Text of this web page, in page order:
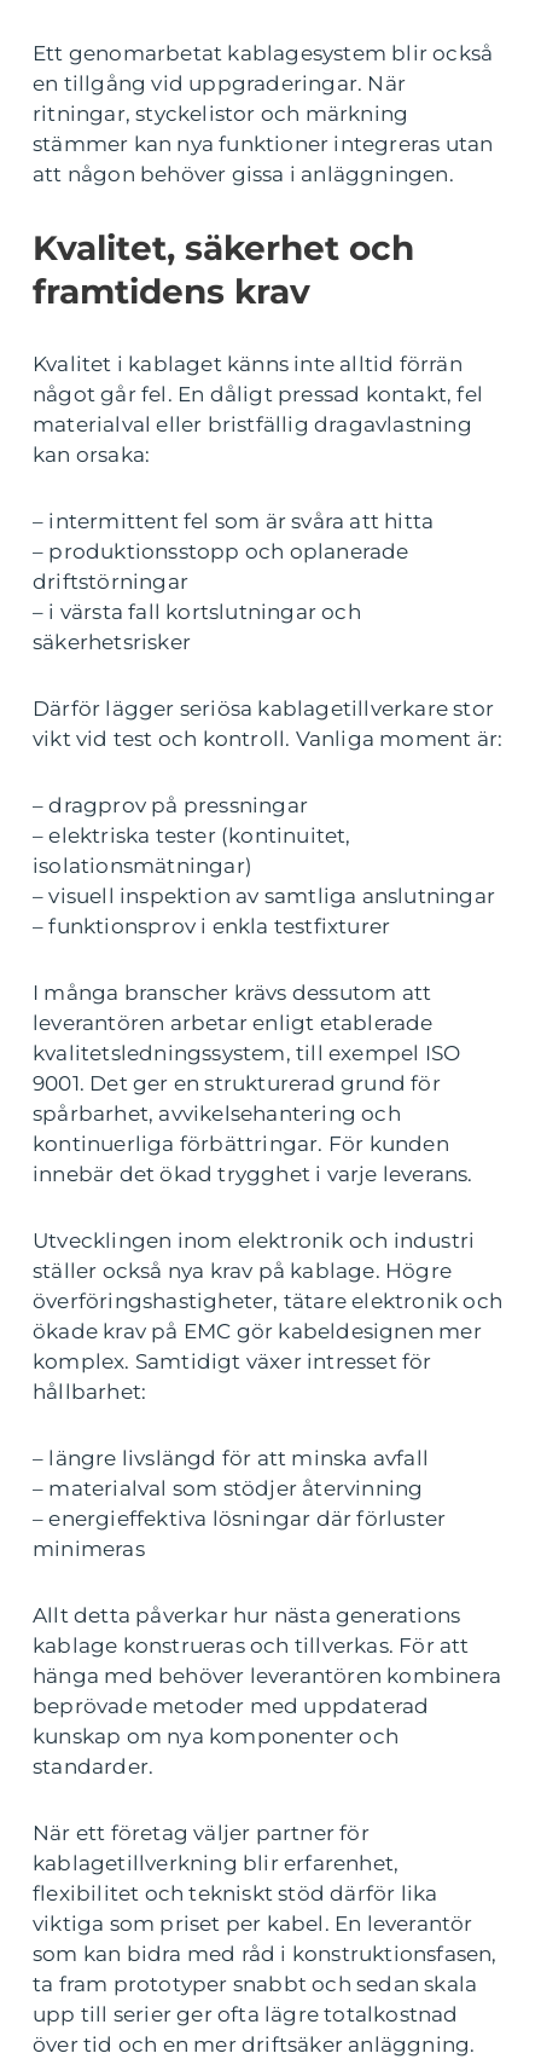
Ett genomarbetat kablagesystem blir också
en tillgång vid uppgraderingar. När
ritningar, styckelistor och märkning
stämmer kan nya funktioner integreras utan
att någon behöver gissa i anläggningen.
Kvalitet, säkerhet och
framtidens krav
Kvalitet i kablaget känns inte alltid förrän
något går fel. En dåligt pressad kontakt, fel
materialval eller bristfällig dragavlastning
kan orsaka:
– intermittent fel som är svåra att hitta
– produktionsstopp och oplanerade
driftstörningar
– i värsta fall kortslutningar och
säkerhetsrisker
Därför lägger seriösa kablagetillverkare stor
vikt vid test och kontroll. Vanliga moment är:
– dragprov på pressningar
– elektriska tester (kontinuitet,
isolationsmätningar)
– visuell inspektion av samtliga anslutningar
– funktionsprov i enkla testfixturer
I många branscher krävs dessutom att
leverantören arbetar enligt etablerade
kvalitetsledningssystem, till exempel ISO
9001. Det ger en strukturerad grund för
spårbarhet, avvikelsehantering och
kontinuerliga förbättringar. För kunden
innebär det ökad trygghet i varje leverans.
Utvecklingen inom elektronik och industri
ställer också nya krav på kablage. Högre
överföringshastigheter, tätare elektronik och
ökade krav på EMC gör kabeldesignen mer
komplex. Samtidigt växer intresset för
hållbarhet:
– längre livslängd för att minska avfall
– materialval som stödjer återvinning
– energieffektiva lösningar där förluster
minimeras
Allt detta påverkar hur nästa generations
kablage konstrueras och tillverkas. För att
hänga med behöver leverantören kombinera
beprövade metoder med uppdaterad
kunskap om nya komponenter och
standarder.
När ett företag väljer partner för
kablagetillverkning blir erfarenhet,
flexibilitet och tekniskt stöd därför lika
viktiga som priset per kabel. En leverantör
som kan bidra med råd i konstruktionsfasen,
ta fram prototyper snabbt och sedan skala
upp till serier ger ofta lägre totalkostnad
över tid och en mer driftsäker anläggning.